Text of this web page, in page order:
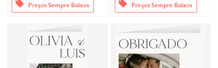
offers Preços Sempre Baixos offers Preços Sempre Baixos